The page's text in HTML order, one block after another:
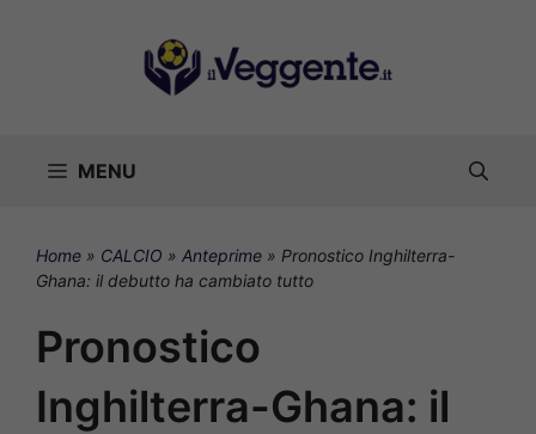
MENU
Home » CALCIO » Anteprime » Pronostico Inghilterra-
Ghana: il debutto ha cambiato tutto
Pronostico
Inghilterra-Ghana: il